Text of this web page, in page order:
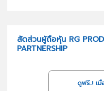
สัดส่วนผู้ถือหุ้น RG
PARTNERSHIP
ดูฟรี..! เมื่